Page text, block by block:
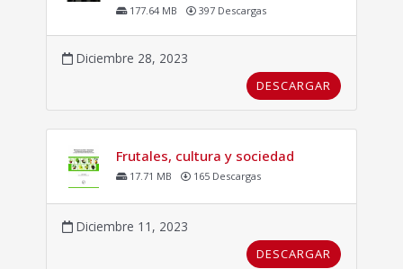
177.64 MB 397 Descargas
Diciembre 28, 2023
DESCARGAR
Frutales, cultura y sociedad
17.71 MB 165 Descargas
Diciembre 11, 2023
DESCARGAR